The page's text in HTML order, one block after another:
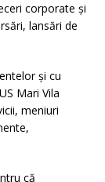
corporate şi
lansări de
şi cu
Mari Vila
meniuri
că